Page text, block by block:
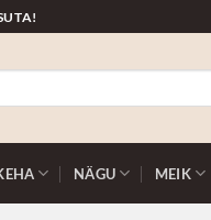
NÄGU MEIK